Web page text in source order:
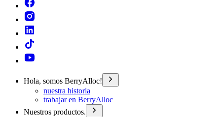
Hola, somos BerryAlloc!
nuestra historia
trabajar en BerryAlloc
Nuestros productos.